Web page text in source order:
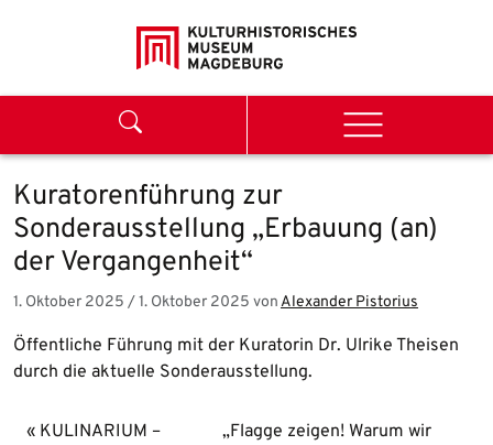
Menu
Kuratorenführung zur
Sonderausstellung „Erbauung (an)
der Vergangenheit“
1. Oktober 2025 /1. Oktober 2025 vonAlexander Pistorius
Öffentliche Führung mit der Kuratorin Dr. Ulrike Theisen
durch die aktuelle Sonderausstellung.
KULINARIUM –
„Flagge zeigen! Warum wir